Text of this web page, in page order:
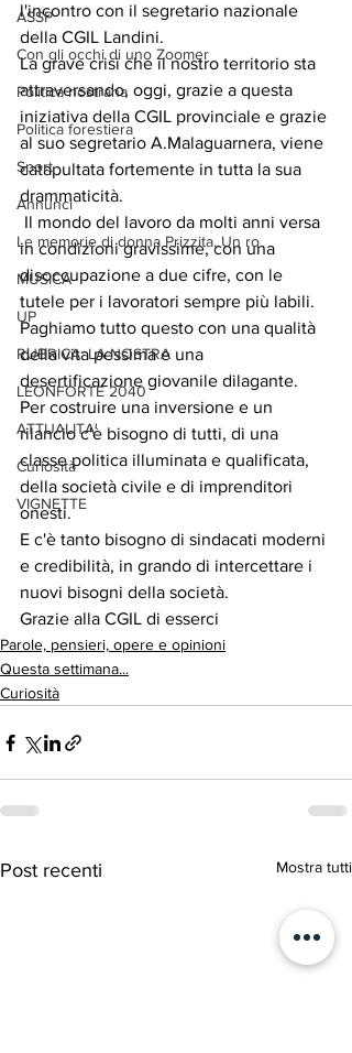
ASSP
Con gli occhi di uno Zoomer
Politica nostrana
Politica forestiera
Sport
Annunci
Le memorie di donna Prizzita. Un ro
MUSICA
UP
RUBRICA: LA NOSTRA
LEONFORTE 2040
ATTUALITA'
Curiosità
VIGNETTE
l'incontro con il segretario nazionale
della CGIL Landini.
La grave crisi che il nostro territorio sta
attraversando, oggi, grazie a questa
iniziativa della CGIL provinciale e grazie
al suo segretario A.Malaguarnera, viene
catapultata fortemente in tutta la sua
drammaticità.
Il mondo del lavoro da molti anni versa
in condizioni gravissime, con una
disoccupazione a due cifre, con le
tutele per i lavoratori sempre più labili.
Paghiamo tutto questo con una qualità
della vita pessima e una
desertificazione giovanile dilagante.
Per costruire una inversione e un
rilancio c'è bisogno di tutti, di una
classe politica illuminata e qualificata,
della società civile e di imprenditori
onesti.
E c'è tanto bisogno di sindacati moderni
e credibilità, in grando di intercettare i
nuovi bisogni della società.
Grazie alla CGIL di esserci
Parole, pensieri, opere e opinioni
Questa settimana...
Curiosità
Post recenti Mostra tutti